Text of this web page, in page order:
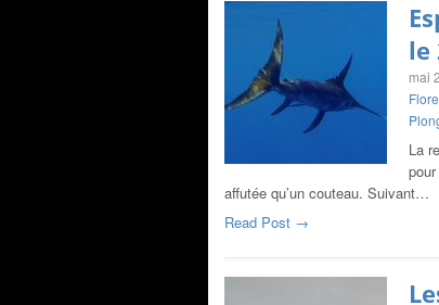
le
mai
La
affutée qu’un couteau. Suivant…
Read Post →